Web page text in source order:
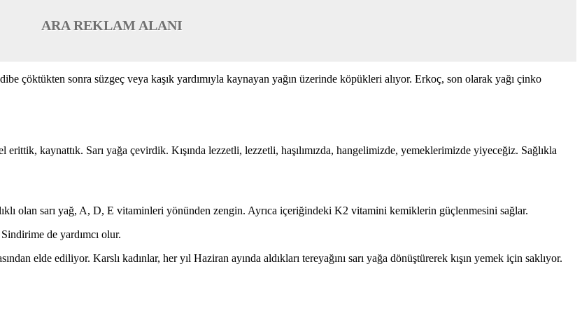
ARA REKLAM ALANI
çöktükten sonra süzgeç veya kaşık yardımıyla kaynayan yağın üzerinde köpükleri alıyor. Erkoç, son olarak yağı çinko
erittik, kaynattık. Sarı yağa çevirdik. Kışında lezzetli, lezzetli, haşılımızda, hangelimizde, yemeklerimizde yiyeceğiz. Sağlıkla
olan sarı yağ, A, D, E vitaminleri yönünden zengin. Ayrıca içeriğindeki K2 vitamini kemiklerin güçlenmesini sağlar.
de yardımcı olur.
elde ediliyor. Karslı kadınlar, her yıl Haziran ayında aldıkları tereyağını sarı yağa dönüştürerek kışın yemek için saklıyor.